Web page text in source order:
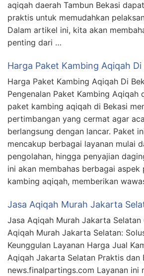
aqiqah daerah Tambun Bekasi
praktis untuk memudahkan
Dalam artikel ini, kita akan
penting dari …
Harga Paket Kambing Aqiqah Di
Harga Paket Kambing Aqiqah Di
Pengenalan Paket Kambing Aqiqah
paket kambing aqiqah di Bekasi
pertimbangan yang cermat agar
berlangsung dengan lancar. Paket
mencakup berbagai layanan mulai
pengolahan, hingga penyajian
ini akan membahas berbagai
kambing aqiqah, memberikan
Jasa Aqiqah Murah Jakarta
Jasa Aqiqah Murah Jakarta Selatan
Aqiqah Murah Jakarta Selatan:
Keunggulan Layanan Harga Jual
Aqiqah Jakarta Selatan Praktis dan
news.finalpartings.com Layanan ini